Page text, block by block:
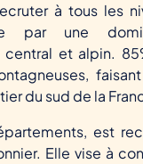
à tous les
par une
central et alpin.
du sud de la
est
Elle vise à